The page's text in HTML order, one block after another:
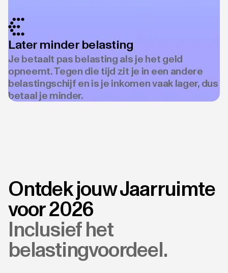
Later minder belasting
Je betaalt pas belasting als je het geld
opneemt. Tegen die tijd zit je in een andere
belastingschijf en is je inkomen vaak lager, dus
betaal je minder.
Ontdek jouw Jaarruimte
voor 2026
Inclusief het
belastingvoordeel.